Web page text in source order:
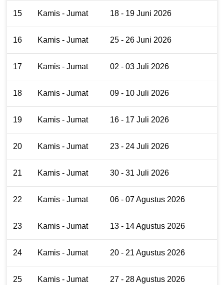
15 Kamis - Jumat 18 - 19 Juni 2026
16 Kamis - Jumat 25 - 26 Juni 2026
17 Kamis - Jumat 02 - 03 Juli 2026
18 Kamis - Jumat 09 - 10 Juli 2026
19 Kamis - Jumat 16 - 17 Juli 2026
20 Kamis - Jumat 23 - 24 Juli 2026
21 Kamis - Jumat 30 - 31 Juli 2026
22 Kamis - Jumat 06 - 07 Agustus 2026
23 Kamis - Jumat 13 - 14 Agustus 2026
24 Kamis - Jumat 20 - 21 Agustus 2026
25 Kamis - Jumat 27 - 28 Agustus 2026